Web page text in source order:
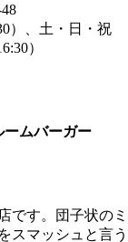
）、土・日・祝
）
ームバーガー
です。団子状のミ
スマッシュと言う